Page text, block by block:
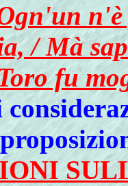
/ Mà
fu